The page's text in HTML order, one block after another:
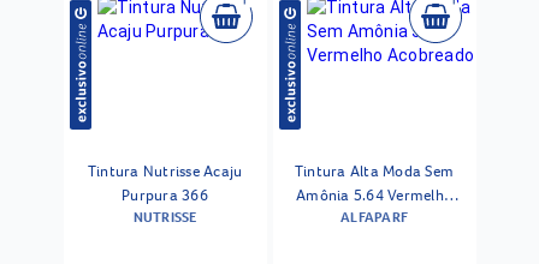
Tintura Nutrisse Acaju
Purpura 366
NUTRISSE
Tintura Alta Moda Sem
Amônia 5.64 Vermelho
Acobreado
ALFAPARF